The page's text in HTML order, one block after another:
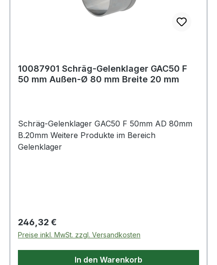
10087901 Schräg-Gelenklager GAC50 F
50 mm Außen-Ø 80 mm Breite 20 mm
Schräg-Gelenklager GAC50 F 50mm AD 80mm
B.20mm Weitere Produkte im Bereich
Gelenklager
Regulärer Preis:
246,32 €
Preise inkl. MwSt. zzgl. Versandkosten
In den Warenkorb